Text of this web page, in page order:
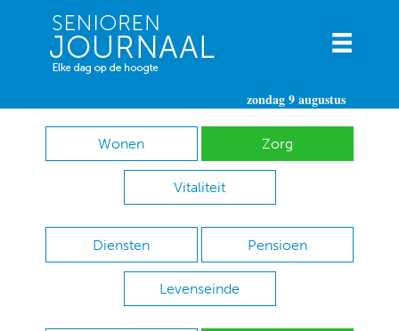
zondag 9 augustus
Wonen Zorg
Vitaliteit
Diensten Pensioen
Levenseinde